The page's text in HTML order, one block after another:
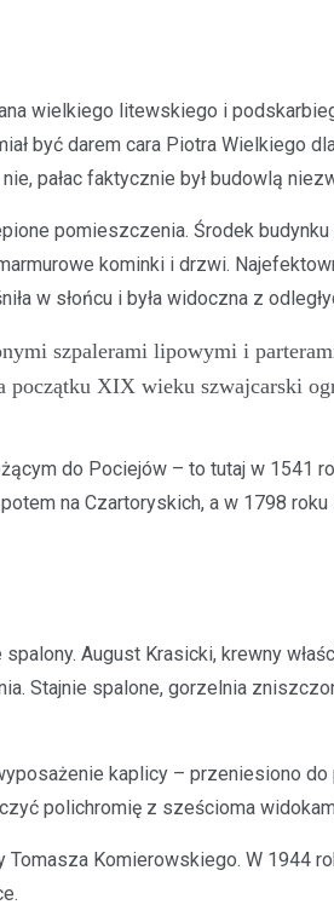
wielkiego litewskiego i
być darem cara Piotra Wielkiego
pałac faktycznie był budowlą
pomieszczenia. Środek
kominki i drzwi.
w słońcu i była widoczna z
szpalerami lipowymi i
XIX wieku szwajcarski
do Pociejów – to tutaj w 1541
na Czartoryskich, a w 1798
August Krasicki, krewny
Stajnie spalone, gorzelnia
kaplicy – przeniesiono
polichromię z sześcioma
Komierowskiego. W 1944